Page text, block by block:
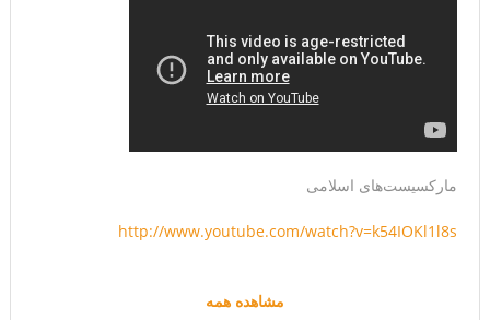
مارکسیست‌های اسلامی
http://www.youtube.com/watch?v=k54IOKl1l8s
مشاهده همه